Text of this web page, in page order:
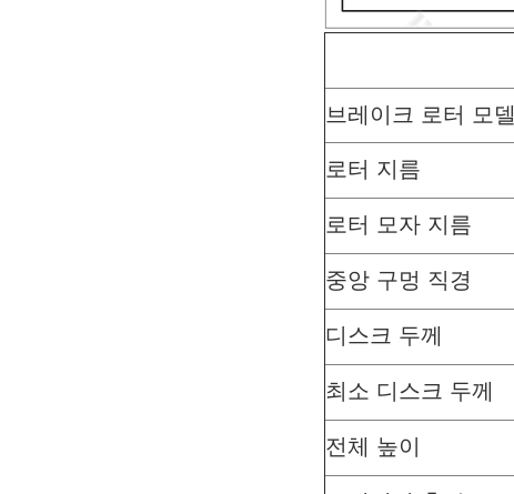
브레이크 로터 모델
로터 지름
로터 모자 지름
중앙 구멍 직경
디스크 두께
최소 디스크 두께
전체 높이